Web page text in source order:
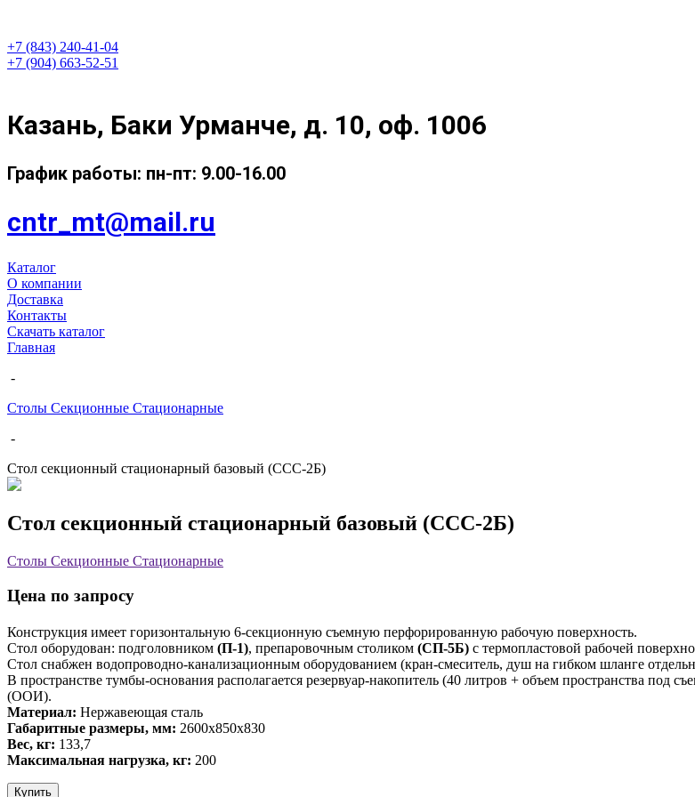
+7 (843) 240-41-04
+7 (904) 663-52-51
Казань, Баки Урманче, д. 10, оф. 1006
График работы: пн-пт: 9.00-16.00
cntr_mt@mail.ru
Каталог
О компании
Доставка
Контакты
Скачать каталог
Главная
-
Столы Секционные Стационарные
-
Стол секционный стационарный базовый (ССС-2Б)
Стол секционный стационарный базовый (ССС-2Б)
Столы Секционные Стационарные
Цена по запросу
Конструкция имеет горизонтальную 6-секционную съемную перфорированную рабочую поверхность.
Стол оборудован: подголовником (П-1), препаровочным столиком (СП-5Б) с термопластовой рабочей
Стол снабжен водопроводно-канализационным оборудованием (кран-смеситель, душ на гибком шланге
В пространстве тумбы-основания располагается резервуар-накопитель (40 литров + объем пространства
(ООИ).
Материал: Нержавеющая сталь
Габаритные размеры, мм: 2600х850х830
Вес, кг: 133,7
Максимальная нагрузка, кг: 200
Купить